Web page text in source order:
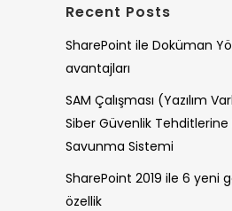
Recent Posts
SharePoint ile Doküman
avantajları
SAM Çalışması (Yazılım
Siber Güvenlik Tehditlerine
Savunma Sistemi
SharePoint 2019 ile 6 yeni
özellik